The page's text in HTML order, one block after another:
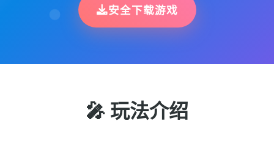
安全下载游戏
🎤 玩法介绍